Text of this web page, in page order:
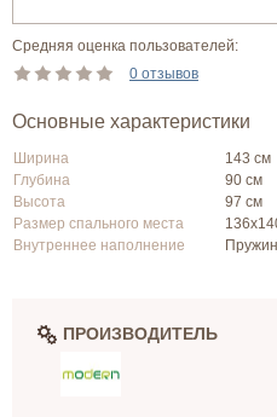
Средняя оценка пользователей:
0 отзывов
Основные характеристики
Ширина
143 см
Глубина
90 см
Высота
97 см
Размер спального места
Внутреннее наполнение
ПРОИЗВОДИТЕЛЬ